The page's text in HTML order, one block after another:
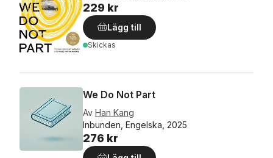
229 kr
Lägg till
Skickas
We Do Not Part
Av Han Kang
Inbunden, Engelska, 2025
276 kr